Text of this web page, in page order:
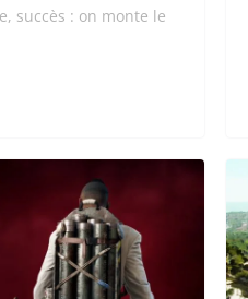
succès : on monte le